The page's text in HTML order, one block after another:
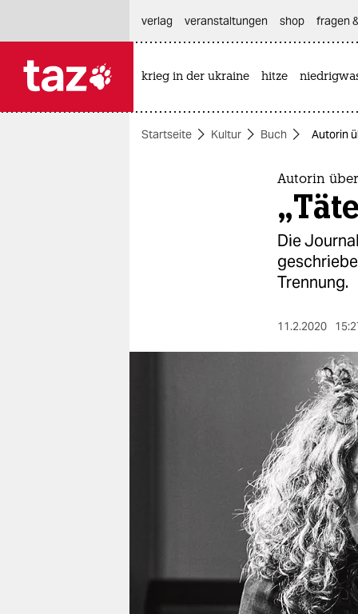
themen
verlag
veranstaltungen shop fragen
krieg in der ukraine hitze
Startseite Kultur Buch Autorin
Autorin
Die
Trennung.
11.2.2020